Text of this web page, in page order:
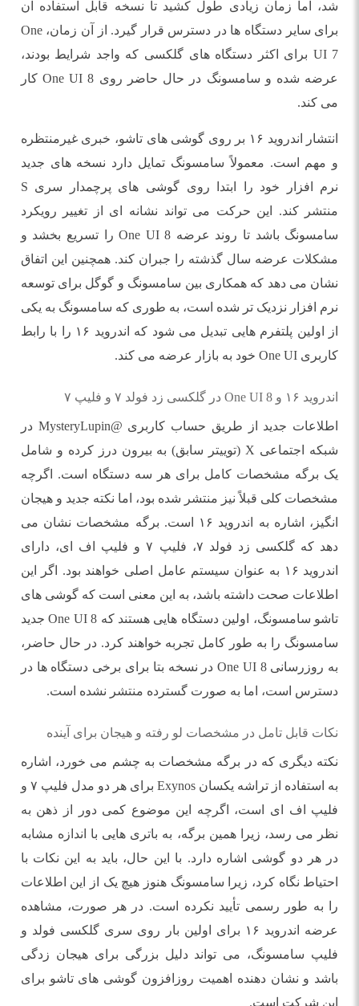
شد، اما زمان زیادی طول کشید تا نسخه قابل استفاده آن
برای سایر دستگاه ها در دسترس قرار گیرد. از آن زمان، One
UI 7 برای اکثر دستگاه های گلکسی که واجد شرایط بودند،
عرضه شده و سامسونگ در حال حاضر روی One UI 8 کار
می کند.
انتشار اندروید ۱۶ بر روی گوشی های تاشو، خبری غیرمنتظره
و مهم است. معمولاً سامسونگ تمایل دارد نسخه های جدید
نرم افزار خود را ابتدا روی گوشی های پرچمدار سری S
منتشر کند. این حرکت می تواند نشانه ای از تغییر رویکرد
سامسونگ باشد تا روند عرضه One UI 8 را تسریع بخشد و
مشکلات عرضه سال گذشته را جبران کند. همچنین این اتفاق
نشان می دهد که همکاری بین سامسونگ و گوگل برای توسعه
نرم افزار نزدیک تر شده است، به طوری که سامسونگ به یکی
از اولین پلتفرم هایی تبدیل می شود که اندروید ۱۶ را با رابط
کاربری One UI خود به بازار عرضه می کند.
اندروید ۱۶ و One UI 8 در گلکسی زد فولد ۷ و فلیپ ۷
اطلاعات جدید از طریق حساب کاربری @MysteryLupin در
شبکه اجتماعی X (توییتر سابق) به بیرون درز کرده و شامل
یک برگه مشخصات کامل برای هر سه دستگاه است. اگرچه
مشخصات کلی قبلاً نیز منتشر شده بود، اما نکته جدید و هیجان
انگیز، اشاره به اندروید ۱۶ است. برگه مشخصات نشان می
دهد که گلکسی زد فولد ۷، فلیپ ۷ و فلیپ اف ای، دارای
اندروید ۱۶ به عنوان سیستم عامل اصلی خواهند بود. اگر این
اطلاعات صحت داشته باشد، به این معنی است که گوشی های
تاشو سامسونگ، اولین دستگاه هایی هستند که One UI 8 جدید
سامسونگ را به طور کامل تجربه خواهند کرد. در حال حاضر،
به روزرسانی One UI 8 در نسخه بتا برای برخی دستگاه ها در
دسترس است، اما به صورت گسترده منتشر نشده است.
نکات قابل تامل در مشخصات لو رفته و هیجان برای آینده
نکته دیگری که در برگه مشخصات به چشم می خورد، اشاره
به استفاده از تراشه یکسان Exynos برای هر دو مدل فلیپ ۷ و
فلیپ اف ای است، اگرچه این موضوع کمی دور از ذهن به
نظر می رسد، زیرا همین برگه، به باتری هایی با اندازه مشابه
در هر دو گوشی اشاره دارد. با این حال، باید به این نکات با
احتیاط نگاه کرد، زیرا سامسونگ هنوز هیچ یک از این اطلاعات
را به طور رسمی تأیید نکرده است. در هر صورت، مشاهده
عرضه اندروید ۱۶ برای اولین بار روی سری گلکسی فولد و
فلیپ سامسونگ، می تواند دلیل بزرگی برای هیجان زدگی
باشد و نشان دهنده اهمیت روزافزون گوشی های تاشو برای
این شرکت است.